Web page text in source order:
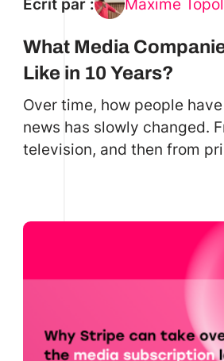
What Media
Like in 10 Years?
Over time, how people
news has slowly changed.
television, and then from